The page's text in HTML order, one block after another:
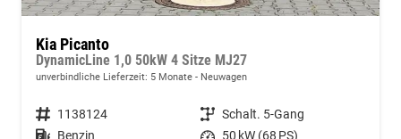
Kia Picanto
DynamicLine 1,0 50kW 4 Sitze MJ27
unverbindliche Lieferzeit: 5 Monate Neuwagen
Fahrzeugnummer 1138124 Getriebe Schalt. 5-Gang
Kraftstoff Benzin Leistung 50 kW (68 PS)